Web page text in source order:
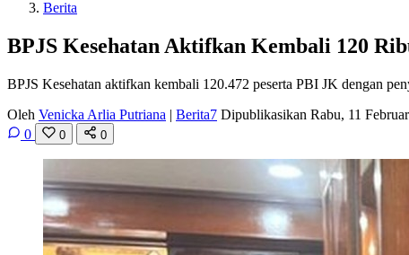
Berita
BPJS Kesehatan Aktifkan Kembali 120
BPJS Kesehatan aktifkan kembali 120.472 peserta PBI JK dengan
Oleh Venicka Arlia Putriana | Berita7 Dipublikasikan Rabu, 11
0
0 0